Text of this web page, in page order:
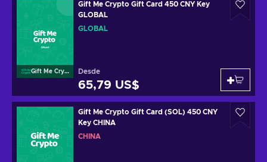
Gift Me Crypto
Gift Me Crypto Gift Card 450 CNY Key
GLOBAL
GLOBAL
Desde
65,79 US$
Gift Me Crypto Gift Card (SOL) 450 CNY
Key CHINA
CHINA